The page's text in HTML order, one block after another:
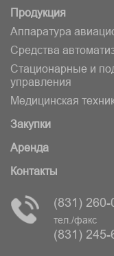
Продукция
Аппаратура
Средства
Стационарные и
управления
Медицинская
Закупки
Аренда
Контакты
(831) 260-
тел./факс
(831) 245-